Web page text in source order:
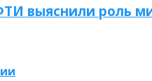
выяснили роль